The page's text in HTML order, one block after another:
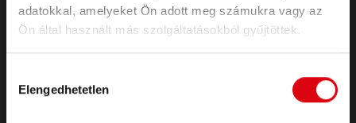
adatokkal, amelyeket Ön adott meg számukra vagy az
Ön által használt más szolgáltatásokból gyűjtöttek.
kiválasztása
Elengedhetetlen
TERMÉKEK
Indító- és fedélzeti akkumulátorok
haszongépjárművekhez